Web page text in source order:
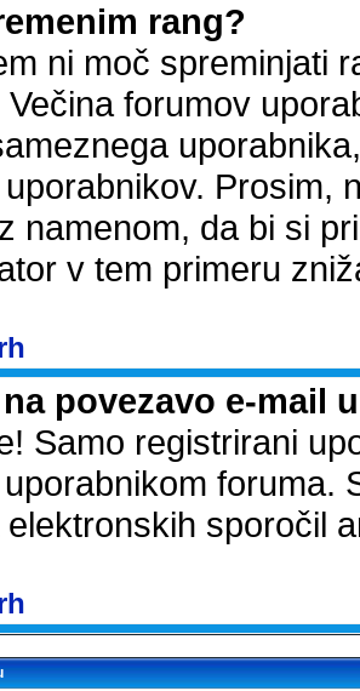
rang?
ni moč spreminjati
Večina forumov
Prosim,
namenom, da bi si
v tem primeru
povezavo e-mail
Samo registrirani
foruma.
elektronskih sporočil